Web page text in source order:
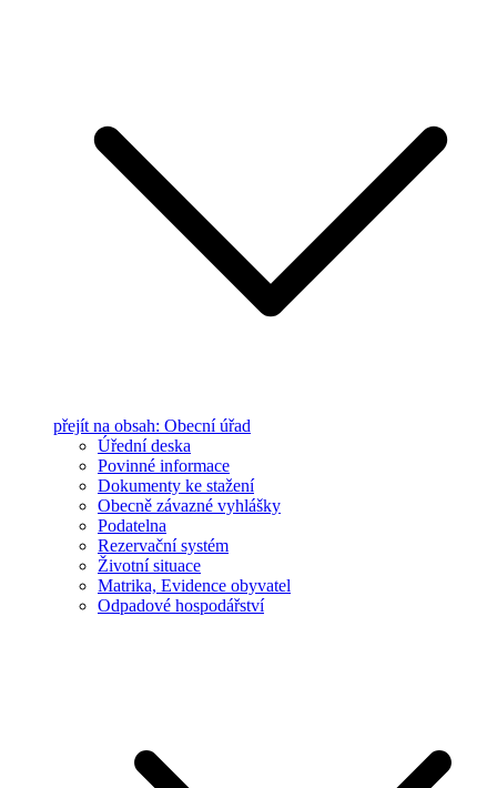
přejít na obsah: Obecní úřad
Úřední deska
Povinné informace
Dokumenty ke stažení
Obecně závazné vyhlášky
Podatelna
Rezervační systém
Životní situace
Matrika, Evidence obyvatel
Odpadové hospodářství